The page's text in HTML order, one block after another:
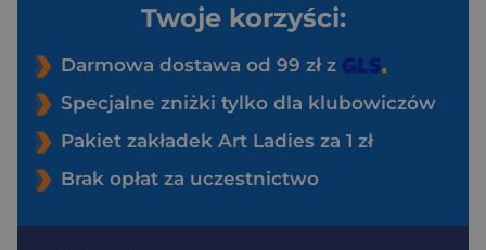
Twoje korzyści:
Darmowa dostawa od 99 zł z
Specjalne zniżki tylko dla klubowiczów
Pakiet zakładek Art Ladies za 1 zł
Brak opłat za uczestnictwo